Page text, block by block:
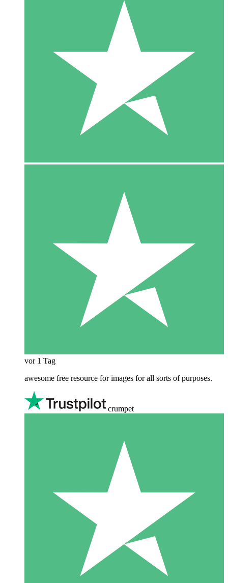
vor 1 Tag
awesome free resource for images for all sorts of purposes.
crumpet